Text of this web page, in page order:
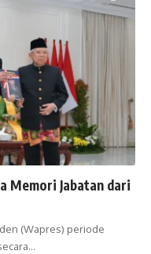
Memori Jabatan dari
(Wapres) periode